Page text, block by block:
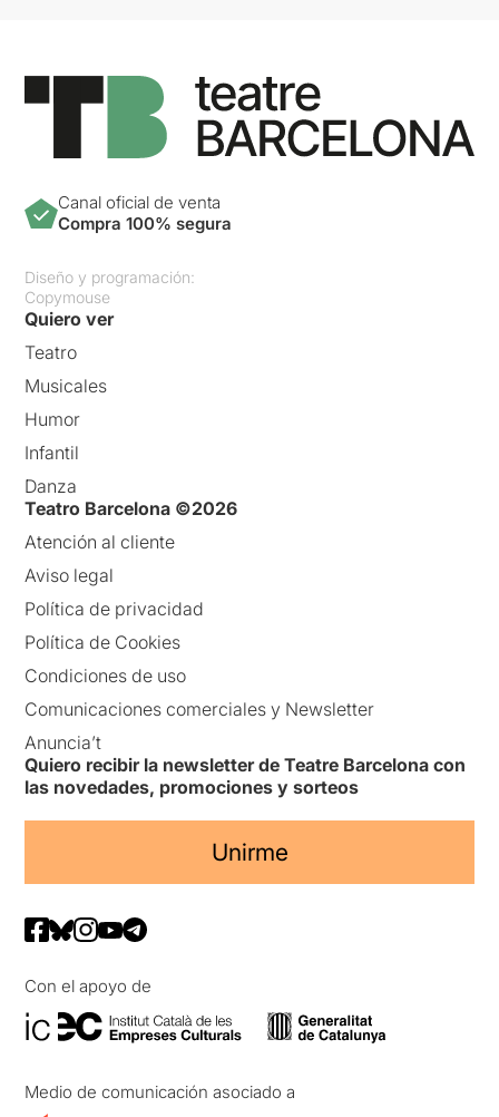
Canal oficial de venta
Compra 100% segura
Diseño y programación:
Copymouse
Quiero ver
Teatro
Musicales
Humor
Infantil
Danza
Teatro Barcelona ©2026
Atención al cliente
Aviso legal
Política de privacidad
Política de Cookies
Condiciones de uso
Comunicaciones comerciales y Newsletter
Anuncia’t
Quiero recibir la newsletter de Teatre Barcelona con
las novedades, promociones y sorteos
Unirme
Con el apoyo de
Medio de comunicación asociado a